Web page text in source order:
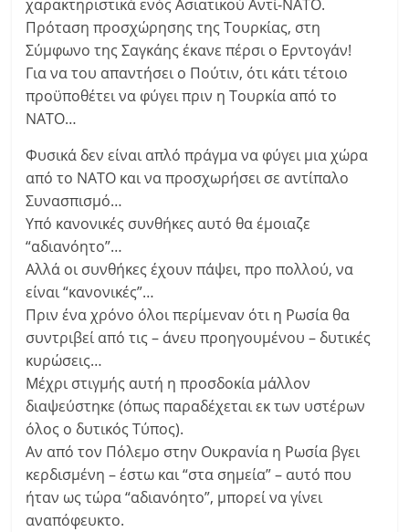
χαρακτηριστικά ενός Ασιατικού Αντί-ΝΑΤΟ.
Πρόταση προσχώρησης της Τουρκίας, στη
Σύμφωνο της Σαγκάης έκανε πέρσι ο Ερντογάν!
Για να του απαντήσει ο Πούτιν, ότι κάτι τέτοιο
προϋποθέτει να φύγει πριν η Τουρκία από το
ΝΑΤΟ…
Φυσικά δεν είναι απλό πράγμα να φύγει μια χώρα
από το ΝΑΤΟ και να προσχωρήσει σε αντίπαλο
Συνασπισμό…
Υπό κανονικές συνθήκες αυτό θα έμοιαζε
“αδιανόητο”…
Αλλά οι συνθήκες έχουν πάψει, προ πολλού, να
είναι “κανονικές”…
Πριν ένα χρόνο όλοι περίμεναν ότι η Ρωσία θα
συντριβεί από τις – άνευ προηγουμένου – δυτικές
κυρώσεις…
Μέχρι στιγμής αυτή η προσδοκία μάλλον
διαψεύστηκε (όπως παραδέχεται εκ των υστέρων
όλος ο δυτικός Τύπος).
Αν από τον Πόλεμο στην Ουκρανία η Ρωσία βγει
κερδισμένη – έστω και “στα σημεία” – αυτό που
ήταν ως τώρα “αδιανόητο”, μπορεί να γίνει
αναπόφευκτο.